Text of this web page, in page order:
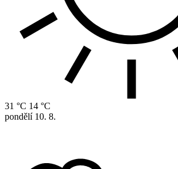
31 °C 14 °C
pondělí 10. 8.